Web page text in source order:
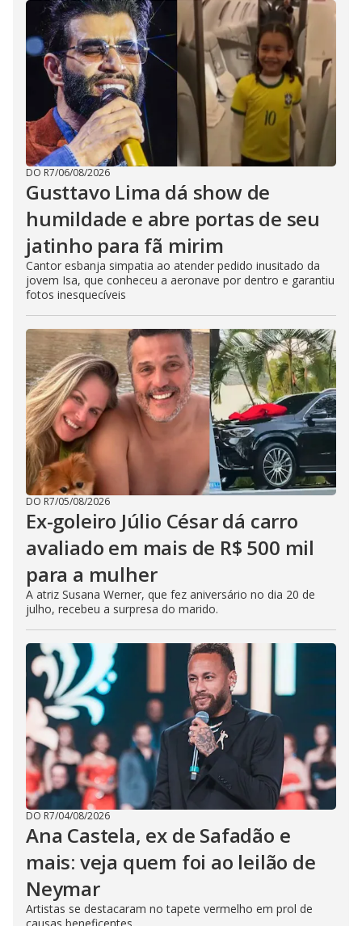
DO R7/06/08/2026
Gusttavo Lima dá show de
humildade e abre portas de seu
jatinho para fã mirim
Cantor esbanja simpatia ao atender pedido inusitado da
jovem Isa, que conheceu a aeronave por dentro e garantiu
fotos inesquecíveis
DO R7/05/08/2026
Ex-goleiro Júlio César dá carro
avaliado em mais de R$ 500 mil
para a mulher
A atriz Susana Werner, que fez aniversário no dia 20 de
julho, recebeu a surpresa do marido.
DO R7/04/08/2026
Ana Castela, ex de Safadão e
mais: veja quem foi ao leilão de
Neymar
Artistas se destacaram no tapete vermelho em prol de